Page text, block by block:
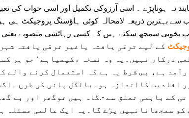
نہ ہوناپڑے ۔ اسی آرزوکی تکمیل اور اسی خواب کی
سے بہترین ذریعہ لامحالہ کوئی ہاﺅسنگ پروجیکٹ ہی
بخوبی سمجھ سکتے ہیں کہ کسی رہائشی منصوبے یعنی
کے لیے ترقی یافتہ یاغیر ترقی یافتہ
درکار نہیں۔یہ وہ نسخہ ءکیمیاہے ‘ جو ہر
ہے، بس شرط یہ ہے کہ استعمال کرنے والے
افادیت کااندازہ ہو۔بالکل پانی کی طرح
کے باہمی تعلق سے -.گاہ ہیں توگھر اور بے
کو سمجھانانہیں پڑے گا۔یہ ایک عالمی مسئلہ